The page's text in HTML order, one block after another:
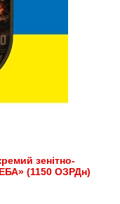
зенітно-
(1150 ОЗРДн)